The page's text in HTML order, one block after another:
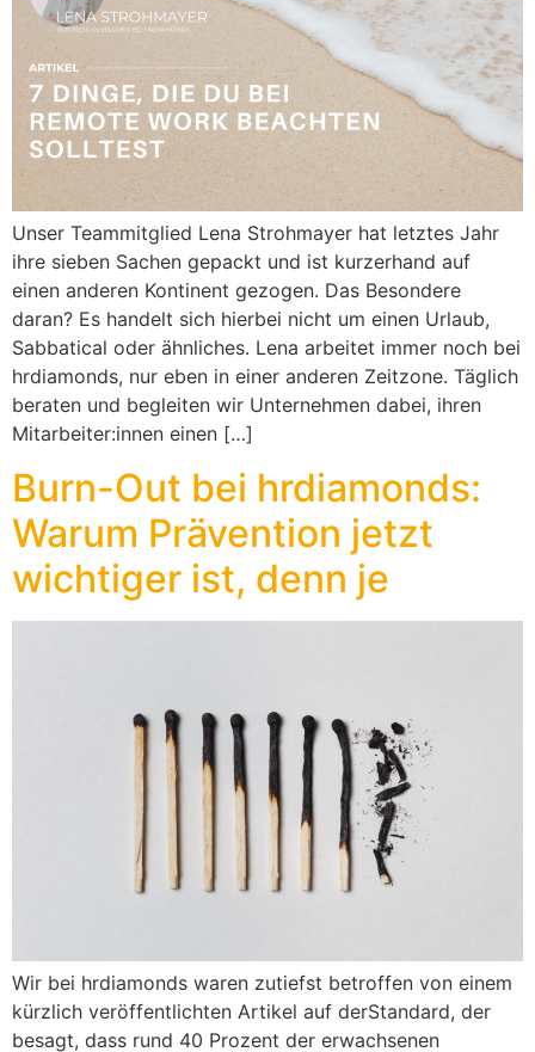
Unser Teammitglied Lena Strohmayer hat letztes Jahr
ihre sieben Sachen gepackt und ist kurzerhand auf
einen anderen Kontinent gezogen. Das Besondere
daran? Es handelt sich hierbei nicht um einen Urlaub,
Sabbatical oder ähnliches. Lena arbeitet immer noch bei
hrdiamonds, nur eben in einer anderen Zeitzone. Täglich
beraten und begleiten wir Unternehmen dabei, ihren
Mitarbeiter:innen einen […]
Burn-Out bei hrdiamonds:
Warum Prävention jetzt
wichtiger ist, denn je
Wir bei hrdiamonds waren zutiefst betroffen von einem
kürzlich veröffentlichten Artikel auf derStandard, der
besagt, dass rund 40 Prozent der erwachsenen